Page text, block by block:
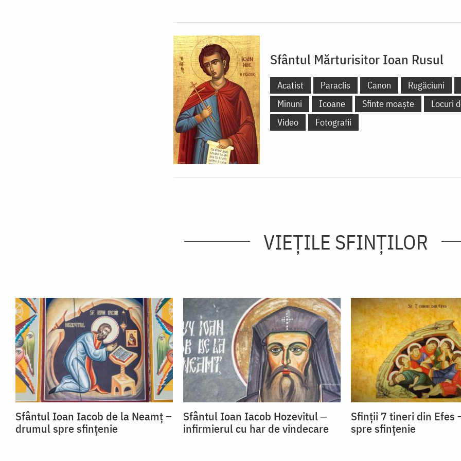
Sfântul Mărturisitor Ioan Rusul
Acatist Paraclis Canon Rugăciuni
Minuni
Icoane Sfinte moaște
Locuri
Video
Fotografii
VIEŢILE SFINŢILOR
Sfântul Ioan Iacob de la Neamț –
drumul spre sfințenie
Sfântul Ioan Iacob Hozevitul ‒
infirmierul cu har de vindecare
Sfinții 7 tineri din Efes
spre sfințenie